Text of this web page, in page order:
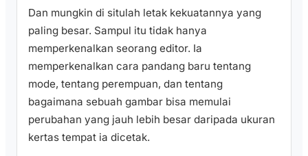
Dan mungkin di situlah letak kekuatannya yang
paling besar. Sampul itu tidak hanya
memperkenalkan seorang editor. Ia
memperkenalkan cara pandang baru tentang
mode, tentang perempuan, dan tentang
bagaimana sebuah gambar bisa memulai
perubahan yang jauh lebih besar daripada ukuran
kertas tempat ia dicetak.